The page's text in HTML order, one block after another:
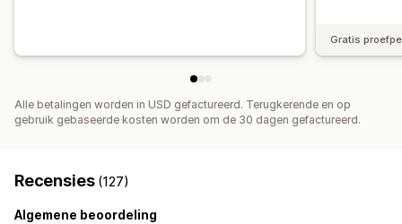
Gratis
Alle betalingen worden in USD gefactureerd. Terugkerende en op
gebruik gebaseerde kosten worden om de 30 dagen gefactureerd.
Recensies (127)
Algemene beoordeling